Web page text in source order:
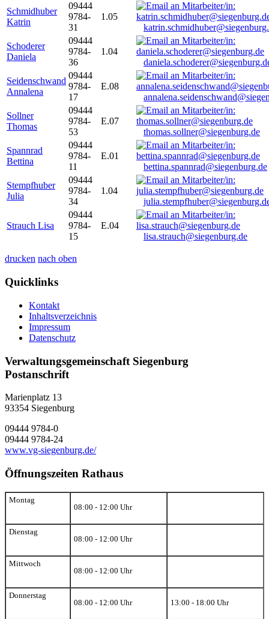
Schmidhuber
Katrin
09444
9784-
31
1.05
Schoderer
Daniela
09444
9784-
36
1.04
Seidenschwand
Annalena
09444
9784-
17
E.08
Sollner
Thomas
09444
9784-
53
E.07
thomas.sollner@siegenburg.de
Spannrad
Bettina
09444
9784-
11
E.01
bettina.spannrad@siegenburg.de
Stempfhuber
Julia
09444
9784-
34
1.04
Strauch Lisa
09444
9784-
15
E.04
lisa.strauch@siegenburg.de
drucken nach oben
Quicklinks
Kontakt
Inhaltsverzeichnis
Impressum
Datenschutz
Verwaltungsgemeinschaft Siegenburg
Postanschrift
Marienplatz 13
93354 Siegenburg
09444 9784-0
09444 9784-24
www.vg-siegenburg.de/
Öffnungszeiten Rathaus
Montag
08:00 - 12:00 Uhr
Dienstag
08:00 - 12:00 Uhr
Mittwoch
08:00 - 12:00 Uhr
Donnerstag
08:00 - 12:00 Uhr
13:00 - 18:00 Uhr